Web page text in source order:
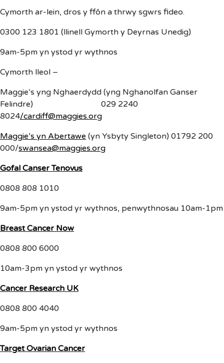
Cymorth ar-lein, dros y ffôn a thrwy sgwrs fideo.
0300 123 1801 (llinell Gymorth y Deyrnas Unedig)
9am-5pm yn ystod yr wythnos
Cymorth lleol –
Maggie’s yng Nghaerdydd (yng Nghanolfan Ganser
Felindre) 029 2240
8024/cardiff@maggies.org
Maggie’s yn Abertawe (yn Ysbyty Singleton) 01792 200
000/swansea@maggies.org
Gofal Canser Tenovus
0808 808 1010
9am-5pm yn ystod yr wythnos, penwythnosau 10am-1pm
Breast Cancer Now
0808 800 6000
10am-3pm yn ystod yr wythnos
Cancer Research UK
0808 800 4040
9am-5pm yn ystod yr wythnos
Target Ovarian Cancer